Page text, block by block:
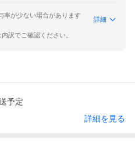
率が少ない場合があります
詳細
訳でご確認ください。
予定
詳細を見る